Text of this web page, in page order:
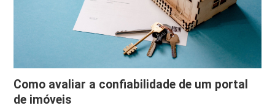
Como avaliar a confiabilidade de um portal
de imóveis